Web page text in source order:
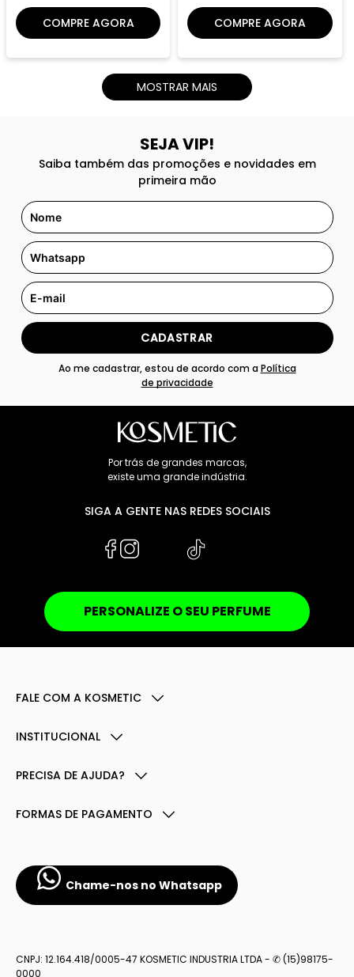
COMPRE AGORA COMPRE AGORA
MOSTRAR MAIS
SEJA VIP!
Saiba também das promoções e novidades em
primeira mão
CADASTRAR
Ao me cadastrar, estou de acordo com aPolítica
de privacidade
Por trás de grandes marcas,
existe uma grande indústria.
SIGA A GENTE NAS REDES SOCIAIS
PERSONALIZE O SEU PERFUME
FALE COM A KOSMETIC
INSTITUCIONAL
PRECISA DE AJUDA?
FORMAS DE PAGAMENTO
Chame-nos no Whatsapp
CNPJ: 12.164.418/0005-47 KOSMETIC INDUSTRIA LTDA - ✆ (15)98175-
0000